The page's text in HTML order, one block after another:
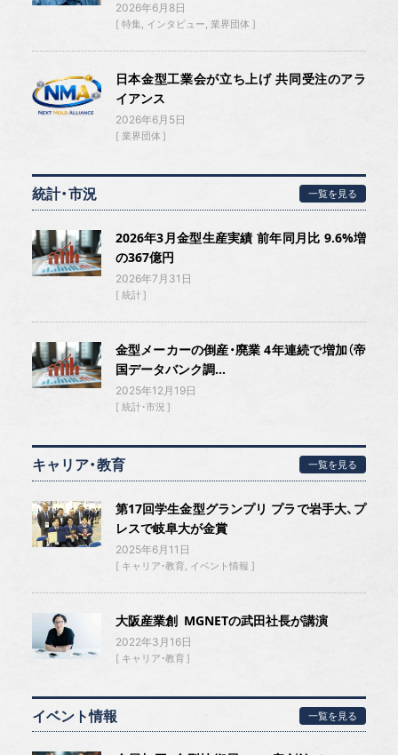
2026年6月8日
特集 インタビュー 業界団体
日本金型工業会が立ち上げ 共同受注のアラ
イアンス
2026年6月5日
業界団体
統計・市況 一覧を見る
2026年3月金型生産実績 前年同月比 9.6%増
の367億円
2026年7月31日
統計
金型メーカーの倒産・廃業 4年連続で増加（帝
国データバンク調...
2025年12月19日
統計・市況
キャリア・教育 一覧を見る
第17回学生金型グランプリ プラで岩手大、プ
レスで岐阜大が金賞
2025年6月11日
キャリア・教育 イベント情報
大阪産業創 MGNETの武田社長が講演
2022年3月16日
キャリア・教育
イベント情報 一覧を見る